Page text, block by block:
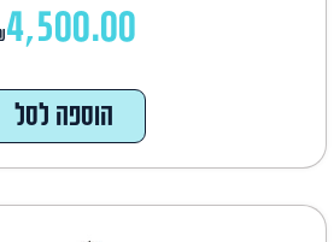
₪4,500.00
הוספה לסל